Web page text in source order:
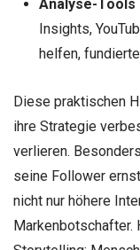
Analyse-
Insights,
helfen,
Diese praktischen
ihre Strategie
verlieren.
seine Follower
nicht nur höhere
Markenbotschafter.